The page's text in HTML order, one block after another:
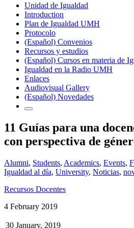
Unidad de Igualdad
Introduction
Plan de Igualdad UMH
Protocolo
(Español) Convenios
Recursos y estudios
(Español) Cursos en materia de
Igualdad en la Radio UMH
Enlaces
Audiovisual Gallery
(Español) Novedades
11 Guías para una
con perspectiva de
Alumni, Students, Academics, Events,
Igualdad al día, University, Noticias,
Recursos Docentes
4 February 2019
30 January, 2019